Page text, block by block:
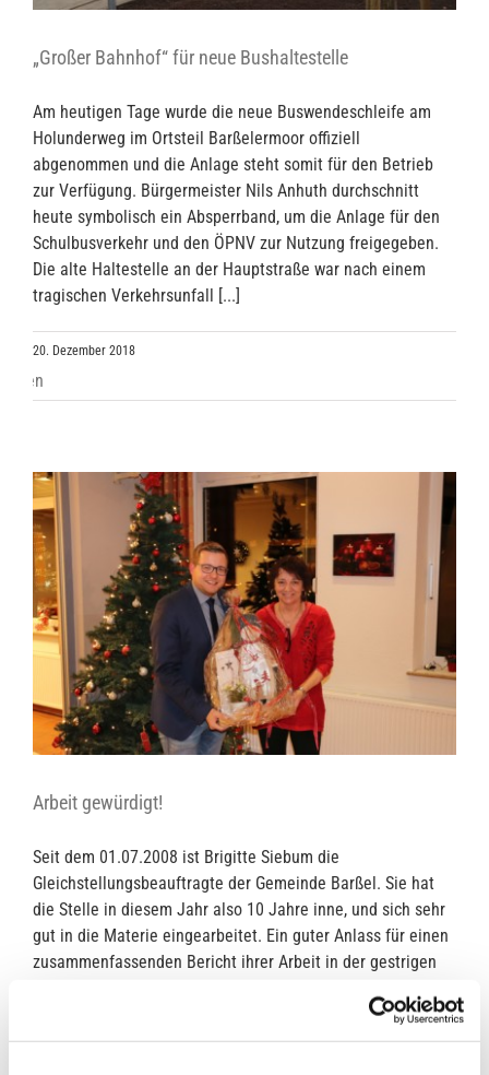
„Großer Bahnhof“ für neue Bushaltestelle
Am heutigen Tage wurde die neue Buswendeschleife am
Holunderweg im Ortsteil Barßelermoor offiziell
abgenommen und die Anlage steht somit für den Betrieb
zur Verfügung. Bürgermeister Nils Anhuth durchschnitt
heute symbolisch ein Absperrband, um die Anlage für den
Schulbusverkehr und den ÖPNV zur Nutzung freigegeben.
Die alte Haltestelle an der Hauptstraße war nach einem
tragischen Verkehrsunfall [...]
20. Dezember 2018
Arbeit gewürdigt!
Seit dem 01.07.2008 ist Brigitte Siebum die
Gleichstellungsbeauftragte der Gemeinde Barßel. Sie hat
die Stelle in diesem Jahr also 10 Jahre inne, und sich sehr
gut in die Materie eingearbeitet. Ein guter Anlass für einen
zusammenfassenden Bericht ihrer Arbeit in der gestrigen
einer anschließenden Ehrung durch Bürgermeister Nils
Anhuth. Bürgermeister [...]